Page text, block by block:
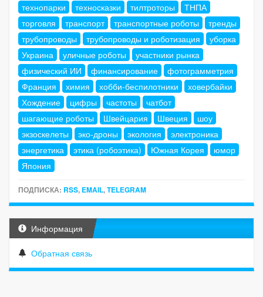
технопарки
техносказки тилтроторы
ТНПА
торговля
транспорт транспортные роботы
тренды
трубопроводы
трубопроводы и роботизация
уборка
Украина
уличные роботы
участники рынка
физический ИИ
финансирование
фотограмметрия
Франция
химия хобби-беспилотники
ховербайки
Хождение
цифры частоты
чатбот
шагающие роботы
Швейцария Швеция
шоу
экзоскелеты
эко-дроны экология
электроника
энергетика
этика (робоэтика) Южная Корея
юмор
Япония
ПОДПИСКА: RSS, EMAIL,TELEGRAM
Информация
Обратная связь